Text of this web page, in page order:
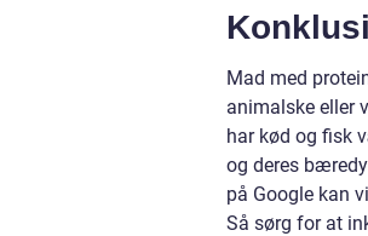
Mad med
animalske eller
har kød og fisk
og deres
på Google kan
Så sørg for at